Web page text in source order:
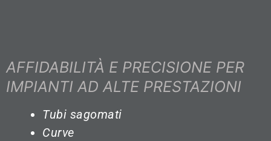
AFFIDABILITÀ E PRECISIONE PER
IMPIANTI AD ALTE PRESTAZIONI
Tubi sagomati
Curve